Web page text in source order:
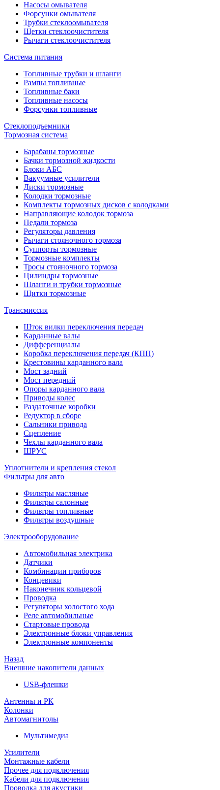
Насосы омывателя
Форсунки омывателя
Трубки стеклоомывателя
Щетки стеклоочистителя
Рычаги стеклоочистителя
Система питания
Топливные трубки и шланги
Рампы топливные
Топливные баки
Топливные насосы
Форсунки топливные
Стеклоподъемники
Тормозная система
Барабаны тормозные
Бачки тормозной жидкости
Блоки АБС
Вакуумные усилители
Диски тормозные
Колодки тормозные
Комплекты тормозных дисков с колодками
Направляющие колодок тормоза
Педали тормоза
Регуляторы давления
Рычаги стояночного тормоза
Суппорты тормозные
Тормозные комплекты
Тросы стояночного тормоза
Цилиндры тормозные
Шланги и трубки тормозные
Щитки тормозные
Трансмиссия
Шток вилки переключения передач
Карданные валы
Дифференциалы
Коробка переключения передач (КПП)
Крестовины карданного вала
Мост задний
Мост передний
Опоры карданного вала
Приводы колес
Раздаточные коробки
Редуктор в сборе
Сальники привода
Сцепление
Чехлы карданного вала
ШРУС
Уплотнители и крепления стекол
Фильтры для авто
Фильтры масляные
Фильтры салонные
Фильтры топливные
Фильтры воздушные
Электрооборудование
Автомобильная электрика
Датчики
Комбинации приборов
Концевики
Наконечник кольцевой
Проводка
Регуляторы холостого хода
Реле автомобильные
Стартовые провода
Электронные блоки управления
Электронные компоненты
Назад
Внешние накопители данных
USB-флешки
Антенны и РК
Колонки
Автомагнитолы
Мультимедиа
Усилители
Монтажные кабели
Прочее для подключения
Кабели для подключения
Проводка для акустики